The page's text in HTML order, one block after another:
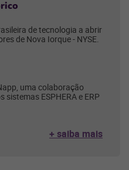
de tecnologia a abrir
de Nova Iorque - NYSE.
uma colaboração
ESPHERA e ERP
+ saiba mais